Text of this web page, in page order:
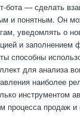
бота — сделать
и понятным. Он
уведомлять о
и
способны
для анализа
наиболее
инструментом
процесса продаж